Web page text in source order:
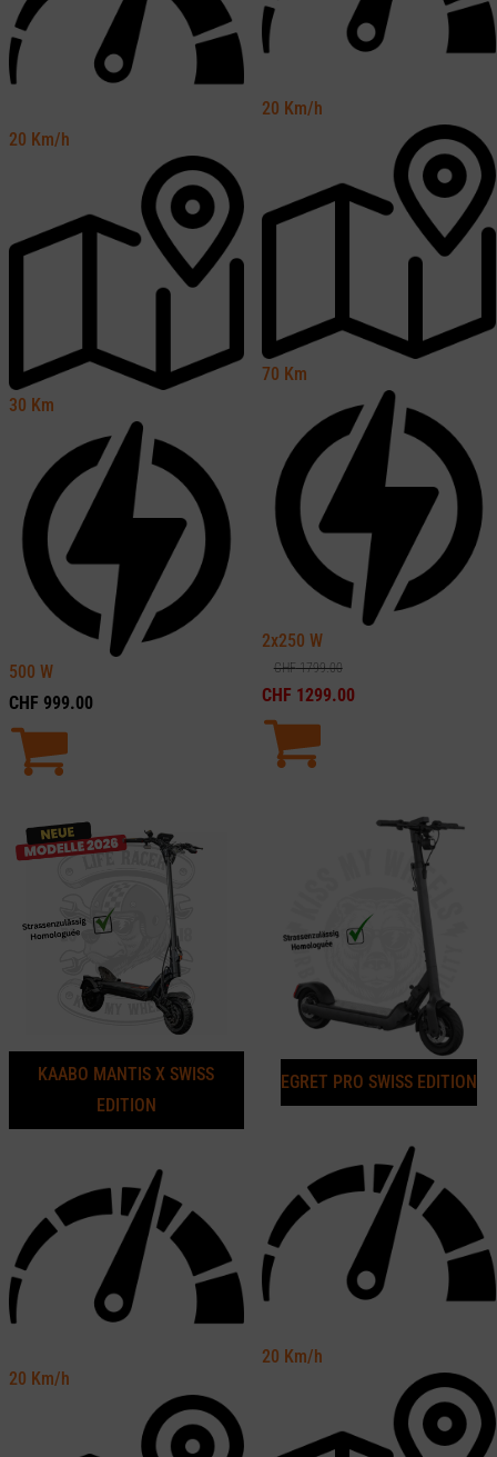
20 Km/h
30 Km
500 W
CHF 999.00
20 Km/h
70 Km
2x250 W
CHF1799.00
CHF 1299.00
KAABO MANTIS X SWISS
EDITION
20 Km/h
EGRET PRO SWISS EDITION
20 Km/h